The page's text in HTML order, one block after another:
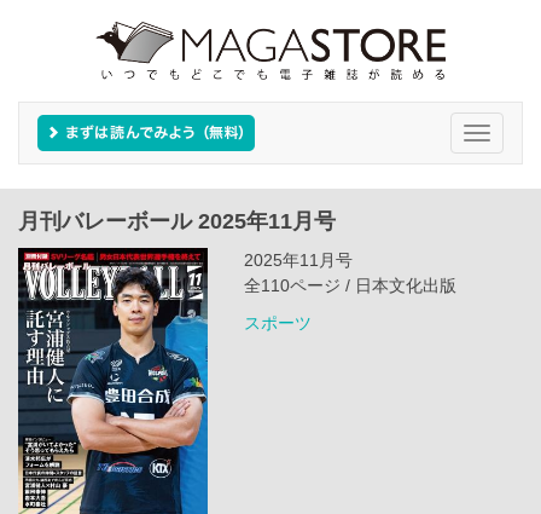
Toggle
月刊バレーボール 2025年11月号
2025年11月号
全110ページ / 日本文化出版
スポーツ